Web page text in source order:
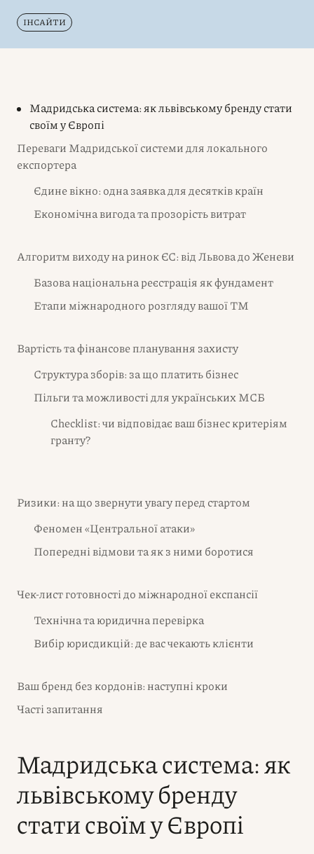
ІНСАЙТИ
Мадридська система: як львівському бренду стати
своїм у Європі
Переваги Мадридської системи для локального
експортера
Єдине вікно: одна заявка для десятків країн
Економічна вигода та прозорість витрат
Алгоритм виходу на ринок ЄС: від Львова до Женеви
Базова національна реєстрація як фундамент
Етапи міжнародного розгляду вашої ТМ
Вартість та фінансове планування захисту
Структура зборів: за що платить бізнес
Пільги та можливості для українських МСБ
Checklist: чи відповідає ваш бізнес критеріям
гранту?
Ризики: на що звернути увагу перед стартом
Феномен «Центральної атаки»
Попередні відмови та як з ними боротися
Чек-лист готовності до міжнародної експансії
Технічна та юридична перевірка
Вибір юрисдикцій: де вас чекають клієнти
Ваш бренд без кордонів: наступні кроки
Часті запитання
Мадридська система: як
львівському бренду
стати своїм у Європі